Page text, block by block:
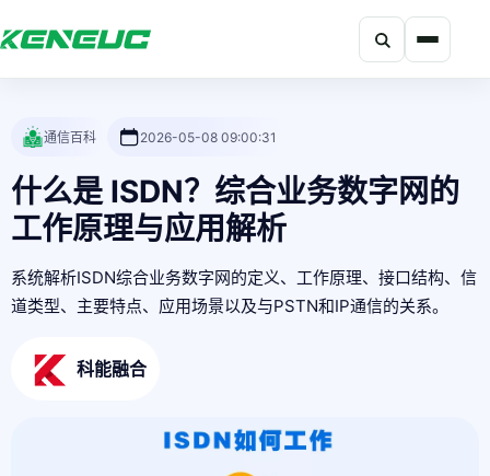
搜索
通信百科 2026-05-08 09:00:31
什么是 ISDN？综合业务数字网的
工作原理与应用解析
系统解析ISDN综合业务数字网的定义、工作原理、接口结构、信
道类型、主要特点、应用场景以及与PSTN和IP通信的关系。
科能融合